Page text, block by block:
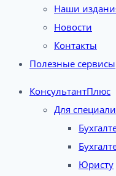
Наши
Новости
Контакты
Полезные сервисы
КонсультантПлюс
Для
Юристу